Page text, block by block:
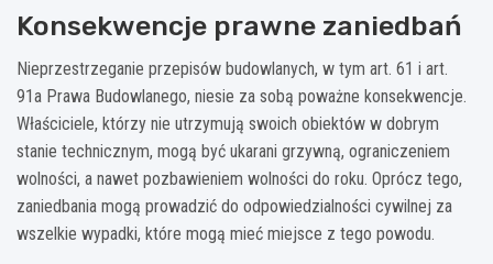
Konsekwencje prawne zaniedbań
Nieprzestrzeganie przepisów budowlanych, w tym art. 61 i art.
91a Prawa Budowlanego, niesie za sobą poważne konsekwencje.
Właściciele, którzy nie utrzymują swoich obiektów w dobrym
stanie technicznym, mogą być ukarani grzywną, ograniczeniem
wolności, a nawet pozbawieniem wolności do roku. Oprócz tego,
zaniedbania mogą prowadzić do odpowiedzialności cywilnej za
wszelkie wypadki, które mogą mieć miejsce z tego powodu.